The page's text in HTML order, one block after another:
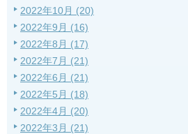
2022年10月 (20)
2022年9月 (16)
2022年8月 (17)
2022年7月 (21)
2022年6月 (21)
2022年5月 (18)
2022年4月 (20)
2022年3月 (21)